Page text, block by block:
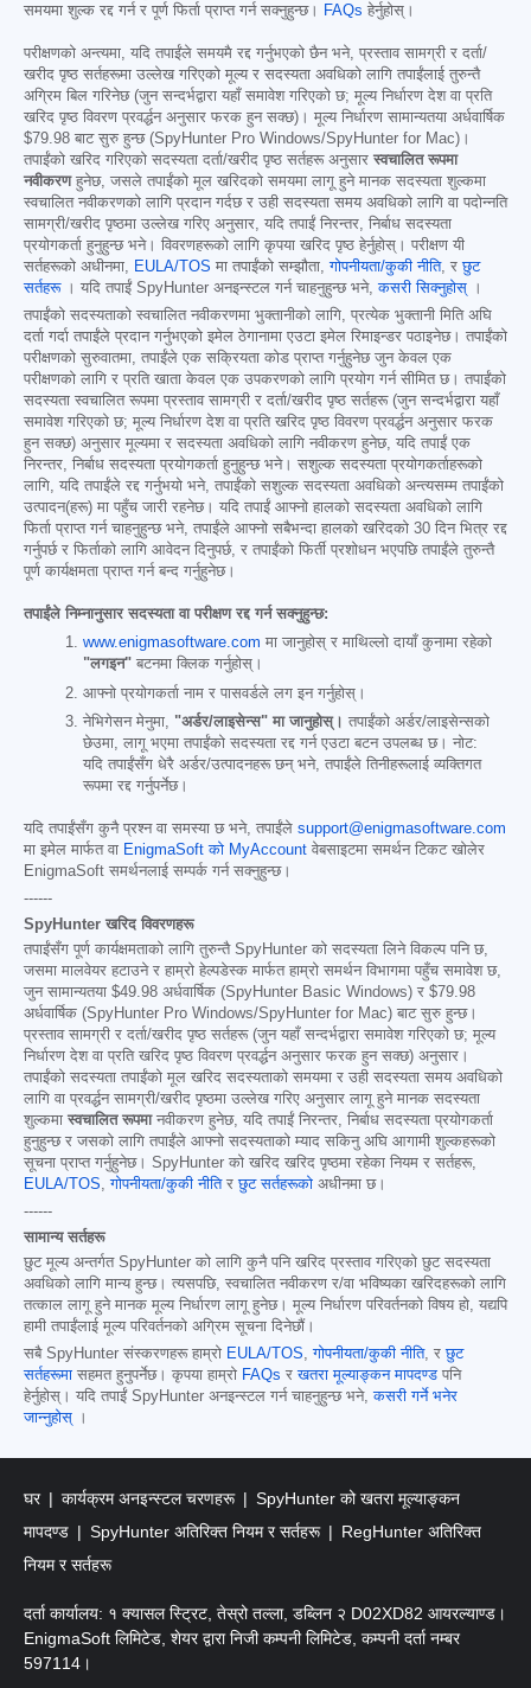
समयमा शुल्क रद्द गर्न र पूर्ण फिर्ता प्राप्त गर्न सक्नुहुन्छ।
FAQs हेर्नुहोस्।
परीक्षणको अन्त्यमा, यदि तपाईंले समयमै रद्द गर्नुभएको छैन भने, प्रस्ताव सामग्री र दर्ता/
खरीद पृष्ठ सर्तहरूमा उल्लेख गरिएको मूल्य र सदस्यता अवधिको लागि तपाईंलाई तुरुन्तै
अग्रिम बिल गरिनेछ (जुन सन्दर्भद्वारा यहाँ समावेश गरिएको छ; मूल्य निर्धारण देश वा प्रति
खरिद पृष्ठ विवरण प्रवर्द्धन अनुसार फरक हुन सक्छ)। मूल्य निर्धारण सामान्यतया अर्धवार्षिक
$79.98 बाट सुरु हुन्छ (SpyHunter Pro Windows/SpyHunter for Mac)।
तपाईंको खरिद गरिएको सदस्यता दर्ता/खरीद पृष्ठ सर्तहरू अनुसार स्वचालित रूपमा
नवीकरणहुनेछ, जसले तपाईंको मूल खरिदको समयमा लागू हुने मानक सदस्यता शुल्कमा
स्वचालित नवीकरणको लागि प्रदान गर्दछ र उही सदस्यता समय अवधिको लागि वा पदोन्नति
सामग्री/खरीद पृष्ठमा उल्लेख गरिए अनुसार, यदि तपाईं निरन्तर, निर्बाध सदस्यता
प्रयोगकर्ता हुनुहुन्छ भने। विवरणहरूको लागि कृपया खरिद पृष्ठ हेर्नुहोस्। परीक्षण यी
सर्तहरूको अधीनमा, EULA/TOS मा तपाईंको सम्झौता,गोपनीयता/कुकी नीति, रछुट
सर्तहरू। यदि तपाईं SpyHunter अनइन्स्टल गर्न चाहनुहुन्छ भने,कसरी सिक्नुहोस् ।
तपाईंको सदस्यताको स्वचालित नवीकरणमा भुक्तानीको लागि, प्रत्येक भुक्तानी मिति अघि
दर्ता गर्दा तपाईंले प्रदान गर्नुभएको इमेल ठेगानामा एउटा इमेल रिमाइन्डर पठाइनेछ। तपाईंको
परीक्षणको सुरुवातमा, तपाईंले एक सक्रियता कोड प्राप्त गर्नुहुनेछ जुन केवल एक
परीक्षणको लागि र प्रति खाता केवल एक उपकरणको लागि प्रयोग गर्न सीमित छ। तपाईंको
सदस्यता स्वचालित रूपमा प्रस्ताव सामग्री र दर्ता/खरीद पृष्ठ सर्तहरू (जुन सन्दर्भद्वारा यहाँ
समावेश गरिएको छ; मूल्य निर्धारण देश वा प्रति खरिद पृष्ठ विवरण प्रवर्द्धन अनुसार फरक
हुन सक्छ) अनुसार मूल्यमा र सदस्यता अवधिको लागि नवीकरण हुनेछ, यदि तपाईं एक
निरन्तर, निर्बाध सदस्यता प्रयोगकर्ता हुनुहुन्छ भने। सशुल्क सदस्यता प्रयोगकर्ताहरूको
लागि, यदि तपाईंले रद्द गर्नुभयो भने, तपाईंको सशुल्क सदस्यता अवधिको अन्त्यसम्म तपाईंको
उत्पादन(हरू) मा पहुँच जारी रहनेछ। यदि तपाईं आफ्नो हालको सदस्यता अवधिको लागि
फिर्ता प्राप्त गर्न चाहनुहुन्छ भने, तपाईंले आफ्नो सबैभन्दा हालको खरिदको 30 दिन भित्र रद्द
गर्नुपर्छ र फिर्ताको लागि आवेदन दिनुपर्छ, र तपाईंको फिर्ती प्रशोधन भएपछि तपाईंले तुरुन्तै
पूर्ण कार्यक्षमता प्राप्त गर्न बन्द गर्नुहुनेछ।
तपाईंले निम्नानुसार सदस्यता वा परीक्षण रद्द गर्न सक्नुहुन्छ:
www.enigmasoftware.com मा जानुहोस् र माथिल्लो दायाँ कुनामा रहेको
"लगइन" बटनमा क्लिक गर्नुहोस्।
आफ्नो प्रयोगकर्ता नाम र पासवर्डले लग इन गर्नुहोस्।
नेभिगेसन मेनुमा, "अर्डर/लाइसेन्स" मा जानुहोस्। तपाईंको अर्डर/लाइसेन्सको
छेउमा, लागू भएमा तपाईंको सदस्यता रद्द गर्न एउटा बटन उपलब्ध छ। नोट:
यदि तपाईंसँग धेरै अर्डर/उत्पादनहरू छन् भने, तपाईंले तिनीहरूलाई व्यक्तिगत
रूपमा रद्द गर्नुपर्नेछ।
यदि तपाईंसँग कुनै प्रश्न वा समस्या छ भने, तपाईंले support@enigmasoftware.com
मा इमेल मार्फत वा EnigmaSoft को MyAccount वेबसाइटमा समर्थन टिकट खोलेर
EnigmaSoft समर्थनलाई सम्पर्क गर्न सक्नुहुन्छ।
------
SpyHunter खरिद विवरणहरू
तपाईंसँग पूर्ण कार्यक्षमताको लागि तुरुन्तै SpyHunter को सदस्यता लिने विकल्प पनि छ,
जसमा मालवेयर हटाउने र हाम्रो हेल्पडेस्क मार्फत हाम्रो समर्थन विभागमा पहुँच समावेश छ,
जुन सामान्यतया $49.98 अर्धवार्षिक (SpyHunter Basic Windows) र $79.98
अर्धवार्षिक (SpyHunter Pro Windows/SpyHunter for Mac) बाट सुरु हुन्छ।
प्रस्ताव सामग्री र दर्ता/खरीद पृष्ठ सर्तहरू (जुन यहाँ सन्दर्भद्वारा समावेश गरिएको छ; मूल्य
निर्धारण देश वा प्रति खरिद पृष्ठ विवरण प्रवर्द्धन अनुसार फरक हुन सक्छ) अनुसार।
तपाईंको सदस्यता तपाईंको मूल खरिद सदस्यताको समयमा र उही सदस्यता समय अवधिको
लागि वा प्रवर्द्धन सामग्री/खरीद पृष्ठमा उल्लेख गरिए अनुसार लागू हुने मानक सदस्यता
शुल्कमा स्वचालित रूपमानवीकरण हुनेछ, यदि तपाईं निरन्तर, निर्बाध सदस्यता प्रयोगकर्ता
हुनुहुन्छ र जसको लागि तपाईंले आफ्नो सदस्यताको म्याद सकिनु अघि आगामी शुल्कहरूको
सूचना प्राप्त गर्नुहुनेछ। SpyHunter को खरिद खरिद पृष्ठमा रहेका नियम र सर्तहरू,
EULA/TOS ,गोपनीयता/कुकी नीतिरछुट सर्तहरूको अधीनमा छ।
------
सामान्य सर्तहरू
छुट मूल्य अन्तर्गत SpyHunter को लागि कुनै पनि खरिद प्रस्ताव गरिएको छुट सदस्यता
अवधिको लागि मान्य हुन्छ। त्यसपछि, स्वचालित नवीकरण र/वा भविष्यका खरिदहरूको लागि
तत्काल लागू हुने मानक मूल्य निर्धारण लागू हुनेछ। मूल्य निर्धारण परिवर्तनको विषय हो, यद्यपि
हामी तपाईंलाई मूल्य परिवर्तनको अग्रिम सूचना दिनेछौं।
सबै SpyHunter संस्करणहरू हाम्रो EULA/TOS ,गोपनीयता/कुकी नीति, रछुट
सर्तहरूमा सहमत हुनुपर्नेछ। कृपया हाम्रो FAQs रखतरा मूल्याङ्कन मापदण्ड पनि
हेर्नुहोस्। यदि तपाईं SpyHunter अनइन्स्टल गर्न चाहनुहुन्छ भने,कसरी गर्ने भनेर
जान्नुहोस् ।
घर कार्यक्रम अनइन्स्टल चरणहरू
SpyHunter को खतरा मूल्याङ्कन
मापदण्ड
SpyHunter अतिरिक्त नियम र सर्तहरू
RegHunter अतिरिक्त
नियम र सर्तहरू
दर्ता कार्यालय: १ क्यासल स्ट्रिट, तेस्रो तल्ला, डब्लिन २ D02XD82 आयरल्याण्ड।
EnigmaSoft लिमिटेड, शेयर द्वारा निजी कम्पनी लिमिटेड, कम्पनी दर्ता नम्बर
597114।